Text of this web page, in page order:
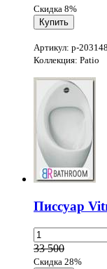
Скидка 8%
Артикул: p-
Коллекция: Patio
Писсуар
33 500
Скидка 28%